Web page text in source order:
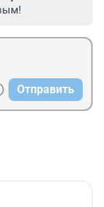
Отправить